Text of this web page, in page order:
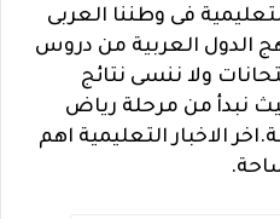
فى وطننا العربى
الدول العربية من دروس
ولا ننسى نتائج
نبدأ من مرحلة رياض
الاخبار التعليمية اهم